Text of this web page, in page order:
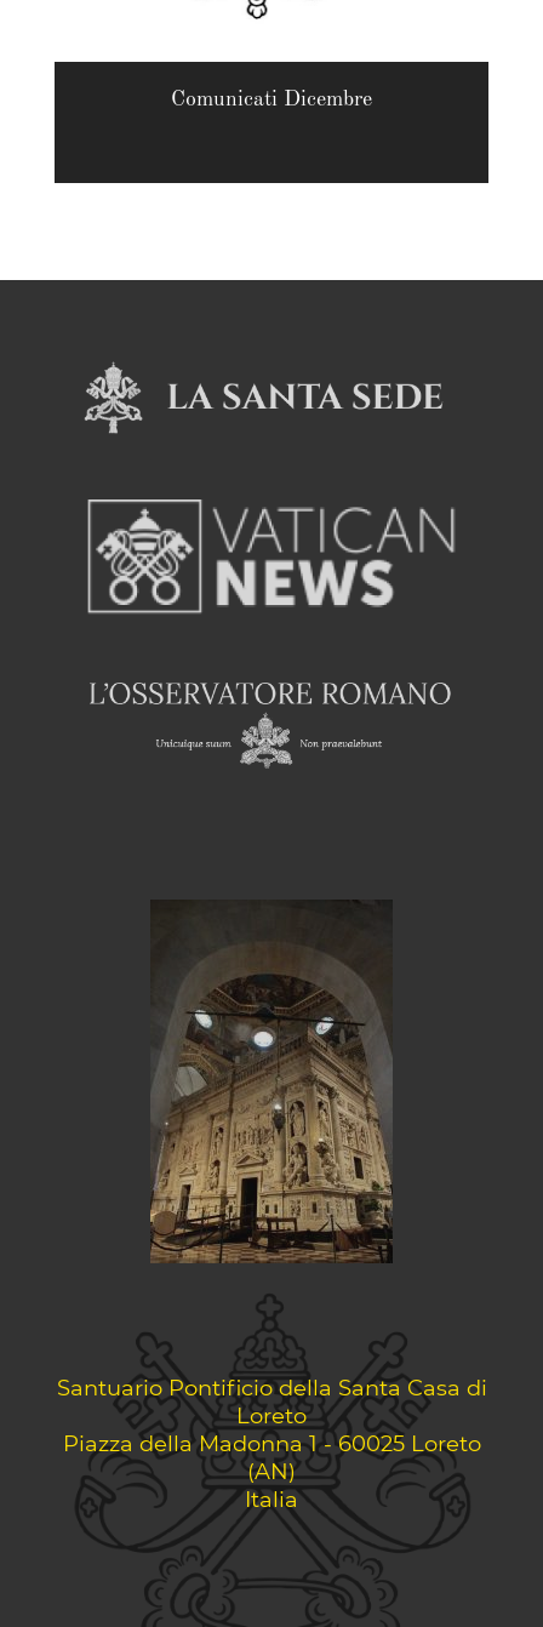
Comunicati Dicembre
Santuario Pontificio della Santa Casa di
Loreto
Piazza della Madonna 1 - 60025 Loreto
(AN)
Italia